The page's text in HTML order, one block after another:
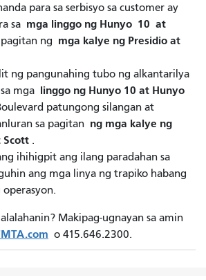
para sa serbisyo sa customer ay
sa mga linggo ng Hunyo 10 at
pagitan ng mga kalye ng Presidio at
ng pangunahing tubo ng alkantarilya
mga linggo ng Hunyo 10 at Hunyo
patungong silangan at
sa pagitan ng mga kalye ng
Scott .
ihihigpit ang ilang paradahan sa
ang mga linya ng trapiko habang
Makipag-ugnayan sa amin
o 415.646.2300.